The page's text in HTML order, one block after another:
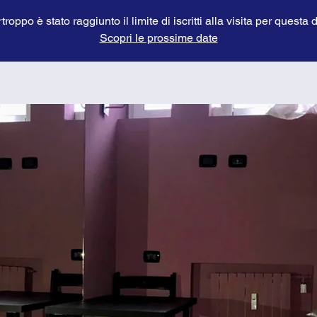
è stato raggiunto il limite di iscritti alla visita per questa
Scopri le prossime date